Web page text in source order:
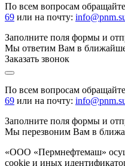
По всем вопросам
69 или на почту:
Заполните поля формы и
Мы ответим Вам в
Заказать звонок
По всем вопросам
69 или на почту:
Заполните поля формы и
Мы перезвоним Вам в
«ООО «Пермнефтемаш»
cookie и иных